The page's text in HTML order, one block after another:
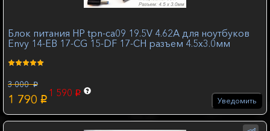
Блок питания HP tpn-ca09 19.5V 4.62A для ноутбуков
Envy 14-EB 17-CG 15-DF 17-CH разъем 4.5x3.0мм
3 000 p
1 790 p
1 590 p
Уведомить